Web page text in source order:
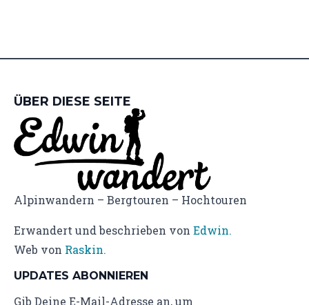
ÜBER DIESE SEITE
Alpinwandern – Bergtouren – Hochtouren
Erwandert und beschrieben von Edwin.
Web von Raskin.
UPDATES ABONNIEREN
Gib Deine E-Mail-Adresse an, um